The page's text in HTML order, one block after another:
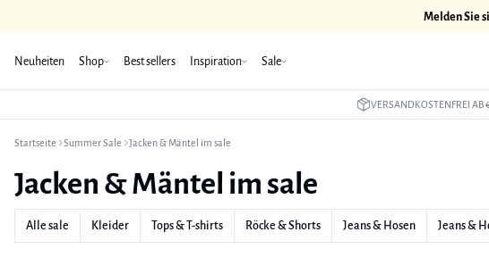
Melden Sie
Neuheiten Shop Best sellers Inspiration Sale
VERSANDKOSTENFREI AB
Startseite Summer Sale Jacken & Mäntel im sale
Jacken & Mäntel im sale
Alle sale Kleider Tops & T-shirts Röcke & Shorts Jeans & Hosen Jeans &